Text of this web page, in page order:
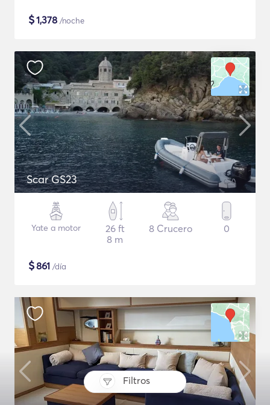
Filtros
$1,378 /noche
Scar GS23
Yate a motor
26 ft
8 m
8 Crucero 0
$861 /día